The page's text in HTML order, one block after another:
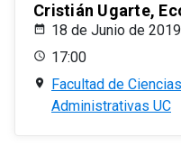
Cristián Ugarte,
18 de Junio de 2019
17:00
Facultad de
Administrativas UC